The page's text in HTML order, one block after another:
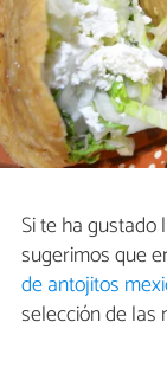
Si te ha gustado
sugerimos que
de antojitos
selección de las